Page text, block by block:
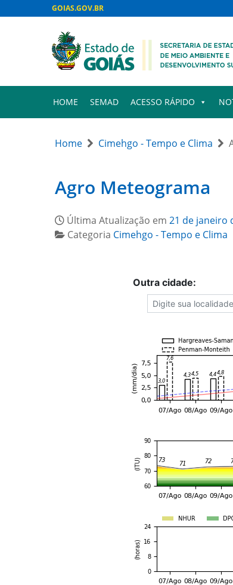
GOIAS.GOV.BR
HOME SEMAD ACESSO RÁPIDO
Home Cimehgo - Tempo e Clima
Agro Meteograma
Última Atualização em 21 de janeiro
Categoria Cimehgo - Tempo e Clima